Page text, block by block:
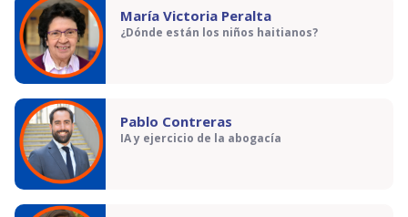
María Victoria Peralta
¿Dónde están los niños haitianos?
Pablo Contreras
IA y ejercicio de la abogacía